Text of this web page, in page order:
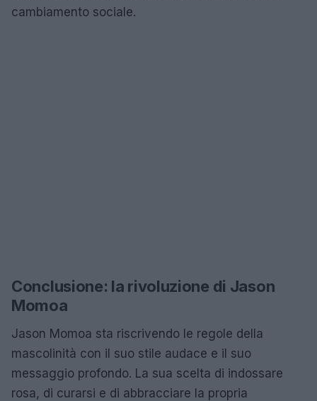
cambiamento sociale.
Conclusione: la rivoluzione di Jason
Momoa
Jason Momoa sta riscrivendo le regole della
mascolinità con il suo stile audace e il suo
messaggio profondo. La sua scelta di indossare
rosa, di curarsi e di abbracciare la propria